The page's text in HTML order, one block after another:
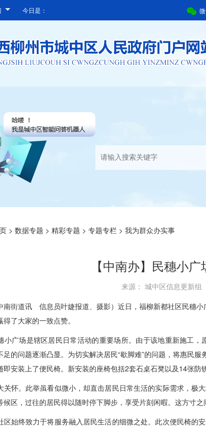
今日是：
> 数据专题 > 精彩专题 > 专题专栏 > 我为群众办实事
【中南办】民穗小
来源： 城中区信息更新
南街道讯 信息员叶婕报道、摄影）近日，福柳新都社区民穗
了大家的一致点赞。
小广场是辖区居民日常活动的重要场所。由于该地重新施工
足的问题逐渐凸显。为切实解决居民“歇脚难”的问题，将惠民
即安装上了便民椅。新安装的座椅包括2套石桌石凳以及14张
关怀。此举虽看似微小，却直击居民日常生活的实际需求，极
候区，过往的居民得以随时停下脚步，享受片刻闲暇。这方寸
区始终致力于将服务融入居民生活的细微之处。此次便民椅的